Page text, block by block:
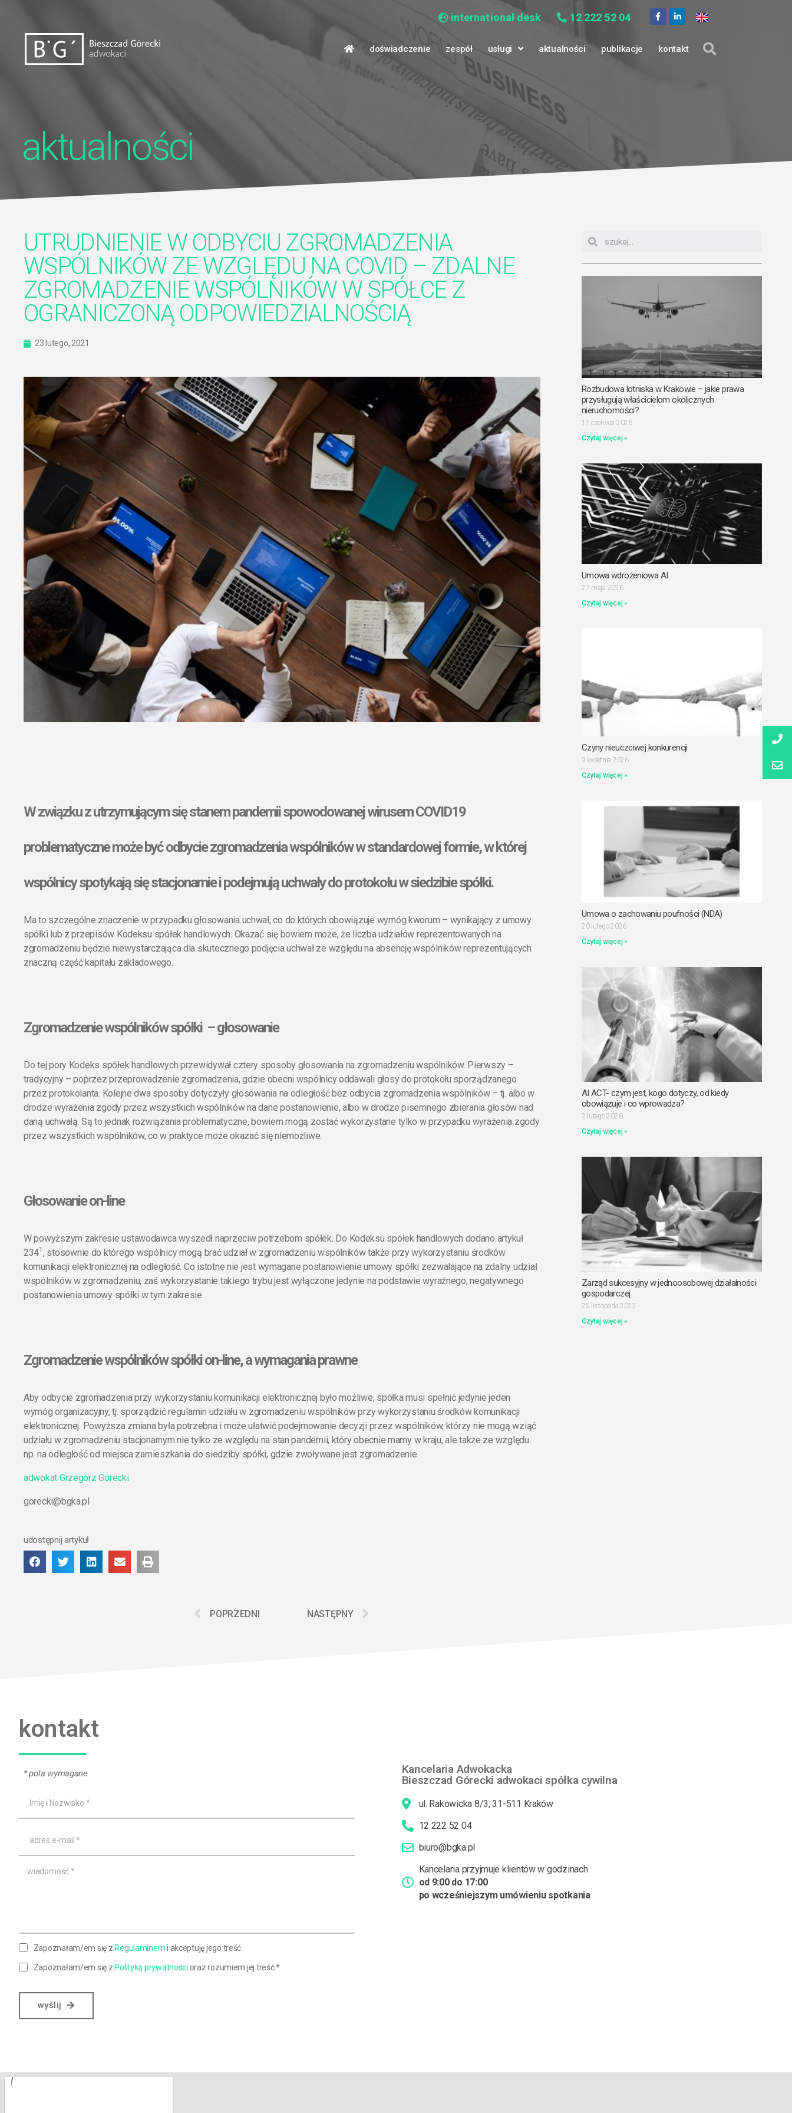
international desk 12 222 52 04
doświadczenie zespół usługi aktualności publikacje kontakt
aktualności
UTRUDNIENIE W ODBYCIU ZGROMADZENIA
WSPÓLNIKÓW ZE WZGLĘDU NA COVID – ZDALNE
ZGROMADZENIE WSPÓLNIKÓW W SPÓŁCE Z
OGRANICZONĄ ODPOWIEDZIALNOŚCIĄ
23 lutego, 2021
W związku z utrzymującym się stanem pandemii spowodowanej wirusem COVID19
problematyczne może być odbycie zgromadzenia wspólników w standardowej formie, w której
wspólnicy spotykają się stacjonarnie i podejmują uchwały do protokołu w siedzibie spółki.
Ma to szczególne znaczenie w przypadku głosowania uchwał, co do których obowiązuje wymóg kworum – wynikający z umowy
spółki lub z przepisów Kodeksu spółek handlowych. Okazać się bowiem może, że liczba udziałów reprezentowanych na
zgromadzeniu będzie niewystarczająca dla skutecznego podjęcia uchwał ze względu na absencję wspólników reprezentujących
znaczną część kapitału zakładowego.
Zgromadzenie wspólników spółki – głosowanie
Do tej pory Kodeks spółek handlowych przewidywał cztery sposoby głosowania na zgromadzeniu wspólników. Pierwszy –
tradycyjny – poprzez przeprowadzenie zgromadzenia, gdzie obecni wspólnicy oddawali głosy do protokołu sporządzanego
przez protokolanta. Kolejne dwa sposoby dotyczyły głosowania na odległość bez odbycia zgromadzenia wspólników – tj. albo w
drodze wyrażenia zgody przez wszystkich wspólników na dane postanowienie, albo w drodze pisemnego zbierania głosów nad
daną uchwałą. Są to jednak rozwiązania problematyczne, bowiem mogą zostać wykorzystane tylko w przypadku wyrażenia zgody
przez wszystkich wspólników, co w praktyce może okazać się niemożliwe.
Głosowanie on-line
W powyższym zakresie ustawodawca wyszedł naprzeciw potrzebom spółek. Do Kodeksu spółek handlowych dodano artykuł
2341 , stosownie do którego wspólnicy mogą brać udział w zgromadzeniu wspólników także przy wykorzystaniu środków
komunikacji elektronicznej na odległość. Co istotne nie jest wymagane postanowienie umowy spółki zezwalające na zdalny udział
wspólników w zgromadzeniu, zaś wykorzystanie takiego trybu jest wyłączone jedynie na podstawie wyraźnego, negatywnego
postanowienia umowy spółki w tym zakresie.
Zgromadzenie wspólników spółki on-line, a wymagania prawne
Aby odbycie zgromadzenia przy wykorzystaniu komunikacji elektronicznej było możliwe, spółka musi spełnić jedynie jeden
wymóg organizacyjny, tj. sporządzić regulamin udziału w zgromadzeniu wspólników przy wykorzystaniu środków komunikacji
elektronicznej. Powyższa zmiana była potrzebna i może ułatwić podejmowanie decyzji przez wspólników, którzy nie mogą wziąć
udziału w zgromadzeniu stacjonarnym nie tylko ze względu na stan pandemii, który obecnie mamy w kraju, ale także ze względu
np. na odległość od miejsca zamieszkania do siedziby spółki, gdzie zwoływane jest zgromadzenie.
adwokat Grzegorz Górecki
gorecki@bgka.pl
udostępnij artykuł
POPRZEDNI NASTĘPNY
Rozbudowa lotniska w Krakowie – jakie prawa
przysługują właścicielom okolicznych
nieruchomości?
11 czerwca 2026
Czytaj więcej »
Umowa wdrożeniowa AI
27 maja 2026
Czytaj więcej »
Czyny nieuczciwej konkurencji
9 kwietnia 2026
Czytaj więcej »
Umowa o zachowaniu poufności (NDA)
20 lutego 2026
Czytaj więcej »
AI ACT- czym jest, kogo dotyczy, od kiedy
obowiązuje i co wprowadza?
2 lutego 2026
Czytaj więcej »
Zarząd sukcesyjny w jednoosobowej działalności
gospodarczej
25 listopada 2022
Czytaj więcej »
kontakt
* pola wymagane
Zapoznałam/em się z Regulaminemi akceptuję jego treść.
Zapoznałam/em się z Polityką prywatności oraz rozumiem jej treść.*
wyślij
Kancelaria Adwokacka
Bieszczad Górecki adwokaci spółka cywilna
ul. Rakowicka 8/3, 31-511 Kraków
12 222 52 04
biuro@bgka.pl
Kancelaria przyjmuje klientów w godzinach
od 9:00 do 17:00
po wcześniejszym umówieniu spotkania